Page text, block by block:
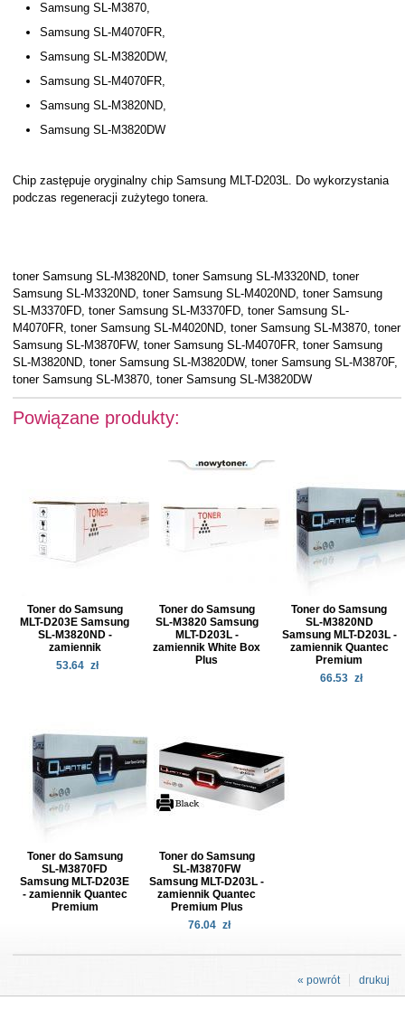
Samsung SL-M3870,
Samsung SL-M4070FR,
Samsung SL-M3820DW,
Samsung SL-M4070FR,
Samsung SL-M3820ND,
Samsung SL-M3820DW
Chip zastępuje oryginalny chip Samsung MLT-D203L. Do wykorzystania
podczas regeneracji zużytego tonera.
toner Samsung SL-M3820ND, toner Samsung SL-M3320ND, toner
Samsung SL-M3320ND, toner Samsung SL-M4020ND, toner Samsung
SL-M3370FD, toner Samsung SL-M3370FD, toner Samsung SL-
M4070FR, toner Samsung SL-M4020ND, toner Samsung SL-M3870, toner
Samsung SL-M3870FW, toner Samsung SL-M4070FR, toner Samsung
SL-M3820ND, toner Samsung SL-M3820DW, toner Samsung SL-M3870F,
toner Samsung SL-M3870, toner Samsung SL-M3820DW
Powiązane produkty:
Toner do Samsung
MLT-D203E Samsung
SL-M3820ND -
zamiennik
53.64 zł
Toner do Samsung
SL-M3820 Samsung
MLT-D203L -
zamiennik White Box
Plus
Toner do Samsung
SL-M3820ND
Samsung MLT-D203L -
zamiennik Quantec
Premium
66.53 zł
Toner do Samsung
SL-M3870FD
Samsung MLT-D203E
- zamiennik Quantec
Premium
Toner do Samsung
SL-M3870FW
Samsung MLT-D203L -
zamiennik Quantec
Premium Plus
76.04 zł
drukuj
« powrót